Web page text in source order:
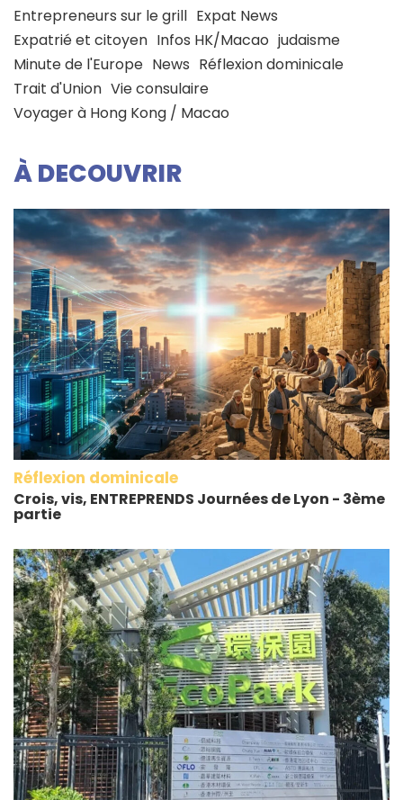
Entrepreneurs sur le grill Expat News
Expatrié et citoyen Infos HK/Macao judaisme
Minute de l'Europe News Réflexion dominicale
Trait d'Union Vie consulaire
Voyager à Hong Kong / Macao
À DECOUVRIR
Réflexion dominicale
Crois, vis, ENTREPRENDS Journées de Lyon - 3ème
partie